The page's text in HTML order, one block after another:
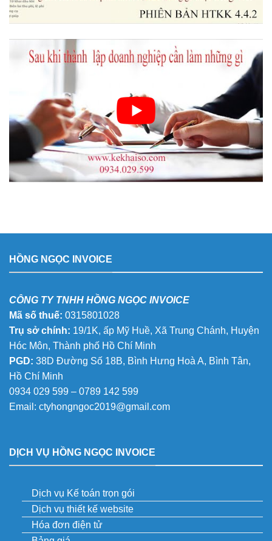
HỒNG NGỌC INVOICE
CÔNG TY TNHH HỒNG NGỌC INVOICE
Mã số thuế: 0315801028
Trụ sở chính: 19/1K, ấp Mỹ Huề, Xã Trung Chánh, Huyện
Hóc Môn, Thành phố Hồ Chí Minh
PGD: 38D Đường Số 18B, Bình Hưng Hoà A, Bình Tân,
Hồ Chí Minh
0934 029 599 – 0789 142 599
Email: ctyhongngoc2019@gmail.com
DỊCH VỤ HỒNG NGỌC INVOICE
Dịch vụ Kế toán trọn gói
Dịch vụ thiết kế website
Hóa đơn điện tử